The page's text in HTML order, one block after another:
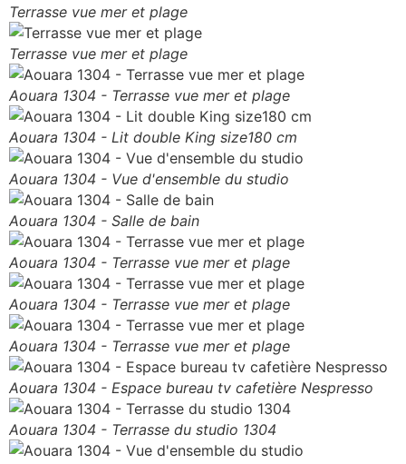
Terrasse vue mer et plage
Terrasse vue mer et plage
Aouara 1304 - Terrasse vue mer et plage
Aouara 1304 - Lit double King size180 cm
Aouara 1304 - Vue d'ensemble du studio
Aouara 1304 - Salle de bain
Aouara 1304 - Terrasse vue mer et plage
Aouara 1304 - Terrasse vue mer et plage
Aouara 1304 - Terrasse vue mer et plage
Aouara 1304 - Espace bureau tv cafetière Nespresso
Aouara 1304 - Terrasse du studio 1304